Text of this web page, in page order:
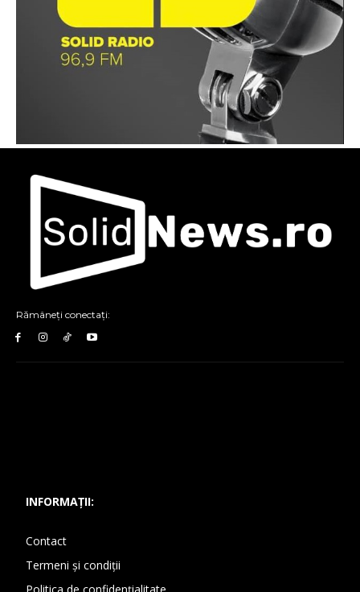
Rămâneți conectați:
INFORMAȚII:
Contact
Termeni și condiții
Politica de confidențialitate